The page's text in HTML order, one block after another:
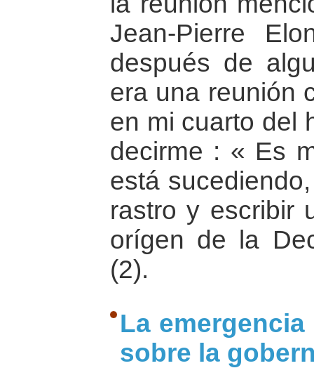
Jean-Pierre
después de
era una reunión
en mi cuarto del
decirme : « Es
está
rastro y escribir
orígen de la
(2).
La
sobre la